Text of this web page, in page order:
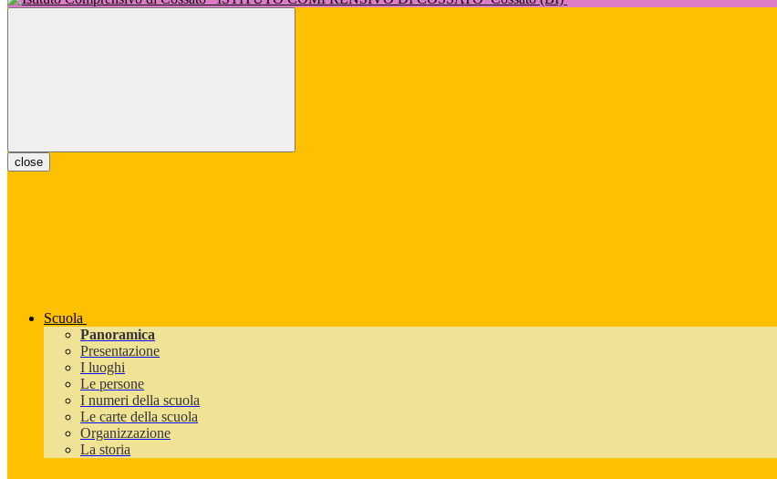
close
Scuola
Panoramica
Presentazione
I luoghi
Le persone
I numeri della scuola
Le carte della scuola
Organizzazione
La storia